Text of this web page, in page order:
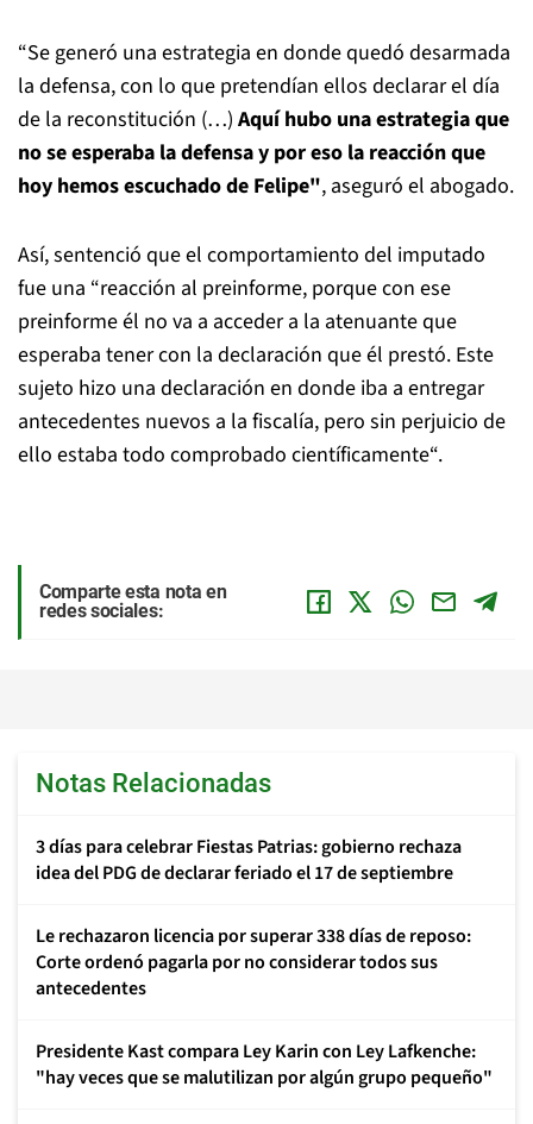
“Se generó una estrategia en donde quedó desarmada
la defensa, con lo que pretendían ellos declarar el día
de la reconstitución (…) Aquí hubo una estrategia que
no se esperaba la defensa y por eso la reacción que
hoy hemos escuchado de Felipe", aseguró el abogado.
Así, sentenció que el comportamiento del imputado
fue una “reacción al preinforme, porque con ese
preinforme él no va a acceder a la atenuante que
esperaba tener con la declaración que él prestó. Este
sujeto hizo una declaración en donde iba a entregar
antecedentes nuevos a la fiscalía, pero sin perjuicio de
ello estaba todo comprobado científicamente“.
Comparte esta nota en
redes sociales:
Notas Relacionadas
3 días para celebrar Fiestas Patrias: gobierno rechaza
idea del PDG de declarar feriado el 17 de septiembre
Le rechazaron licencia por superar 338 días de reposo:
Corte ordenó pagarla por no considerar todos sus
antecedentes
Presidente Kast compara Ley Karin con Ley Lafkenche:
"hay veces que se malutilizan por algún grupo pequeño"